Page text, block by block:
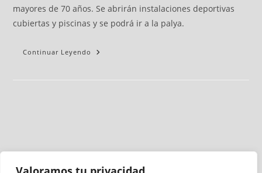
mayores de 70 años. Se abrirán instalaciones deportivas
cubiertas y piscinas y se podrá ir a la palya.
Continuar Leyendo